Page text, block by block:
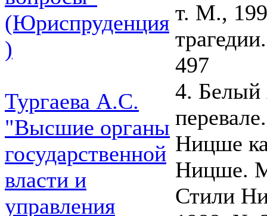
(Юриспруденция
)
Тургаева А.С.
"Высшие органы
государственной
власти и
управления
т. М.,
497
4. Белый
Ницше
Ницше.
Стили